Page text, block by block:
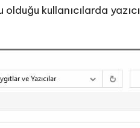
olduğu kullanıcılarda yazıcı